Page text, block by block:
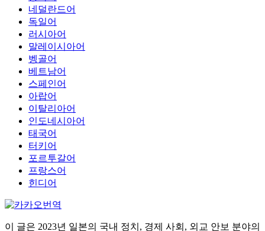
네덜란드어
독일어
러시아어
말레이시아어
벵골어
베트남어
스페인어
아랍어
이탈리아어
인도네시아어
태국어
터키어
포르투갈어
프랑스어
힌디어
이 글은 2023년 일본의 국내 정치, 경제 사회, 외교 안보 분야의